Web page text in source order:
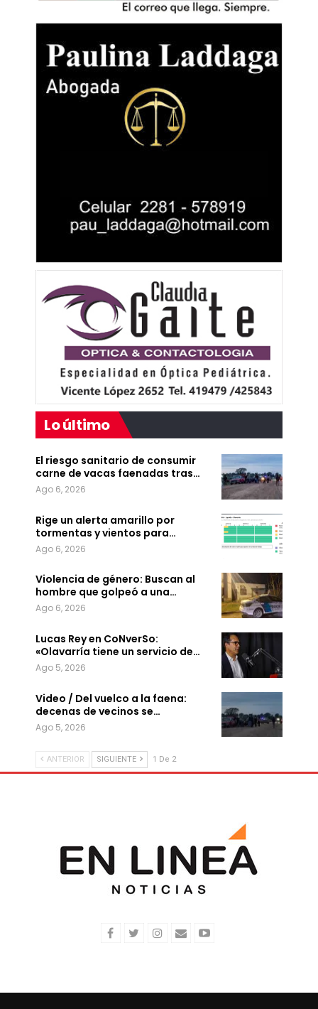
Lo último
El riesgo sanitario de consumir
carne de vacas faenadas tras…
Ago 6, 2026
Rige un alerta amarillo por
tormentas y vientos para…
Ago 6, 2026
Violencia de género: Buscan al
hombre que golpeó a una…
Ago 6, 2026
Lucas Rey en CoNverSo:
«Olavarría tiene un servicio de…
Ago 5, 2026
Video / Del vuelco a la faena:
decenas de vecinos se…
Ago 5, 2026
ANTERIOR SIGUIENTE 1 De 2